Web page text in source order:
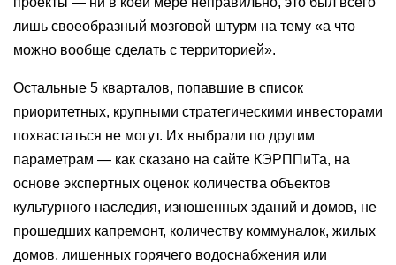
лишь своеобразный мозговой штурм на тему «а что
можно вообще сделать с территорией».
Остальные 5 кварталов, попавшие в список
приоритетных, крупными стратегическими инвесторами
похвастаться не могут. Их выбрали по другим
параметрам — как сказано на сайте КЭРППиТа, на
основе экспертных оценок количества объектов
культурного наследия, изношенных зданий и домов, не
прошедших капремонт, количеству коммуналок, жилых
домов, лишенных горячего водоснабжения или